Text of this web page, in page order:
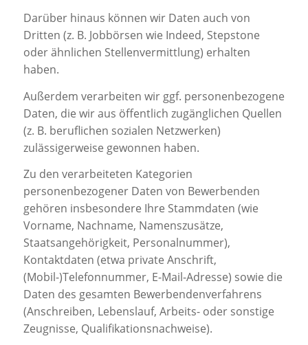
Darüber hinaus können wir Daten auch von
Dritten (z. B. Jobbörsen wie Indeed, Stepstone
oder ähnlichen Stellenvermittlung) erhalten
haben.
Außerdem verarbeiten wir ggf. personenbezogene
Daten, die wir aus öffentlich zugänglichen Quellen
(z. B. beruflichen sozialen Netzwerken)
zulässigerweise gewonnen haben.
Zu den verarbeiteten Kategorien
personenbezogener Daten von Bewerbenden
gehören insbesondere Ihre Stammdaten (wie
Vorname, Nachname, Namenszusätze,
Staatsangehörigkeit, Personalnummer),
Kontaktdaten (etwa private Anschrift,
(Mobil-)Telefonnummer, E-Mail-Adresse) sowie die
Daten des gesamten Bewerbendenverfahrens
(Anschreiben, Lebenslauf, Arbeits- oder sonstige
Zeugnisse, Qualifikationsnachweise).